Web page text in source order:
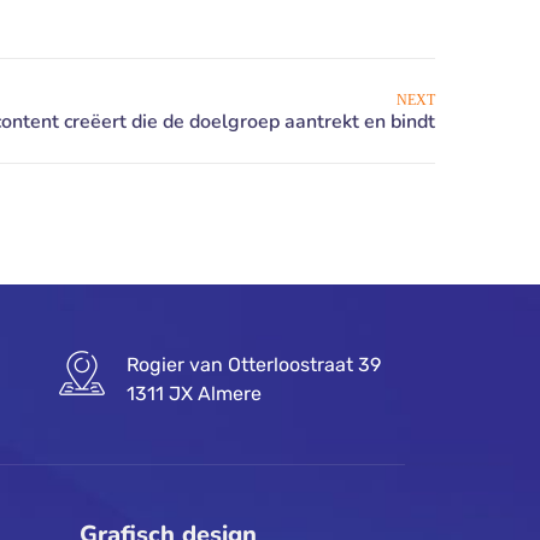
NEXT
Rogier van Otterloostraat 39
1311 JX Almere